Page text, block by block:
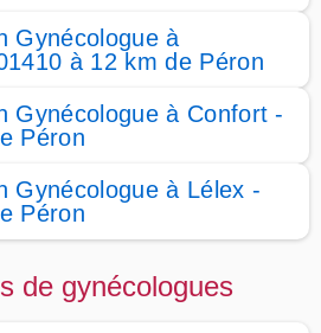
Gynécologue à
à 12 km de Péron
Gynécologue à Confort -
Péron
Gynécologue à Lélex -
Péron
de gynécologues